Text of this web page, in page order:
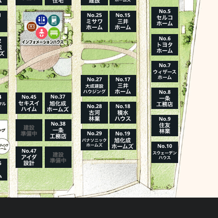
見る
ハウスメーカーの登録数
House Maker
31社 55
モデルハウス一覧へ